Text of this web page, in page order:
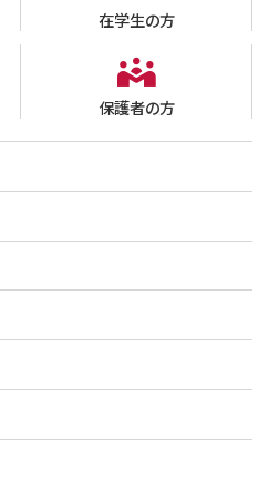
在学生の方
保護者の方